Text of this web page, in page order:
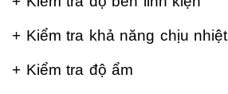
+ Kiểm tra khả năng chịu nhiệt
+ Kiểm tra độ ẩm